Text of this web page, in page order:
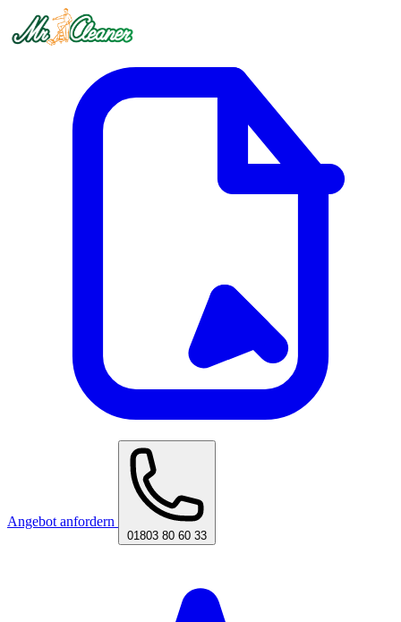
Angebot anfordern
01803 80 60 33